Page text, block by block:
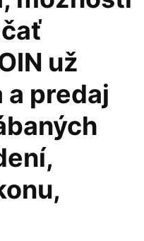
už
a predaj